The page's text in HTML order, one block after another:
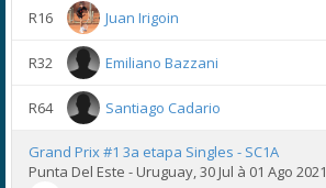
R16 Juan Irigoin
R32 Emiliano Bazzani
R64 Santiago Cadario
Grand Prix #1 3a etapa Singles - SC1A
Punta Del Este - Uruguay, 30 Jul à 01 Ago 2021